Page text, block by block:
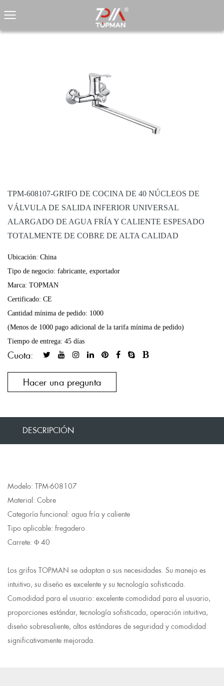
TPM-608107-GRIFO DE COCINA DE 40 NÚCLEOS DE
VÁLVULA DE SALIDA INFERIOR UNIVERSAL
ALARGADO DE AGUA FRÍA Y CALIENTE ESPESADO
TOTALMENTE DE COBRE DE ALTA CALIDAD
Ubicación: China
Tipo de negocio: fabricante, exportador
Marca: TOPMAN
Certificado: CE
Cantidad mínima de pedido: 1000
(Menos de 1000 pago adicional de la tarifa mínima de pedido)
Tiempo de entrega: 45 días
Cuota:
Hacer una pregunta
DESCRIPCIÓN
Modelo: TPM-608107
Material: Cobre
Categoría funcional: agua fría y caliente
Tipo aplicable: fregadero
Carrete: Φ 40
Los grifos TOPMAN se adaptan a sus necesidades. Su manejo es
intuitivo, su diseño es excelente y su tecnología sofisticada.
Comodidad para el usuario: excelente comodidad para el usuario,
proporciones estándar, tecnología sofisticada, operación intuitiva,
diseño sobresaliente, altos estándares de seguridad y comodidad
significativamente mejorada.